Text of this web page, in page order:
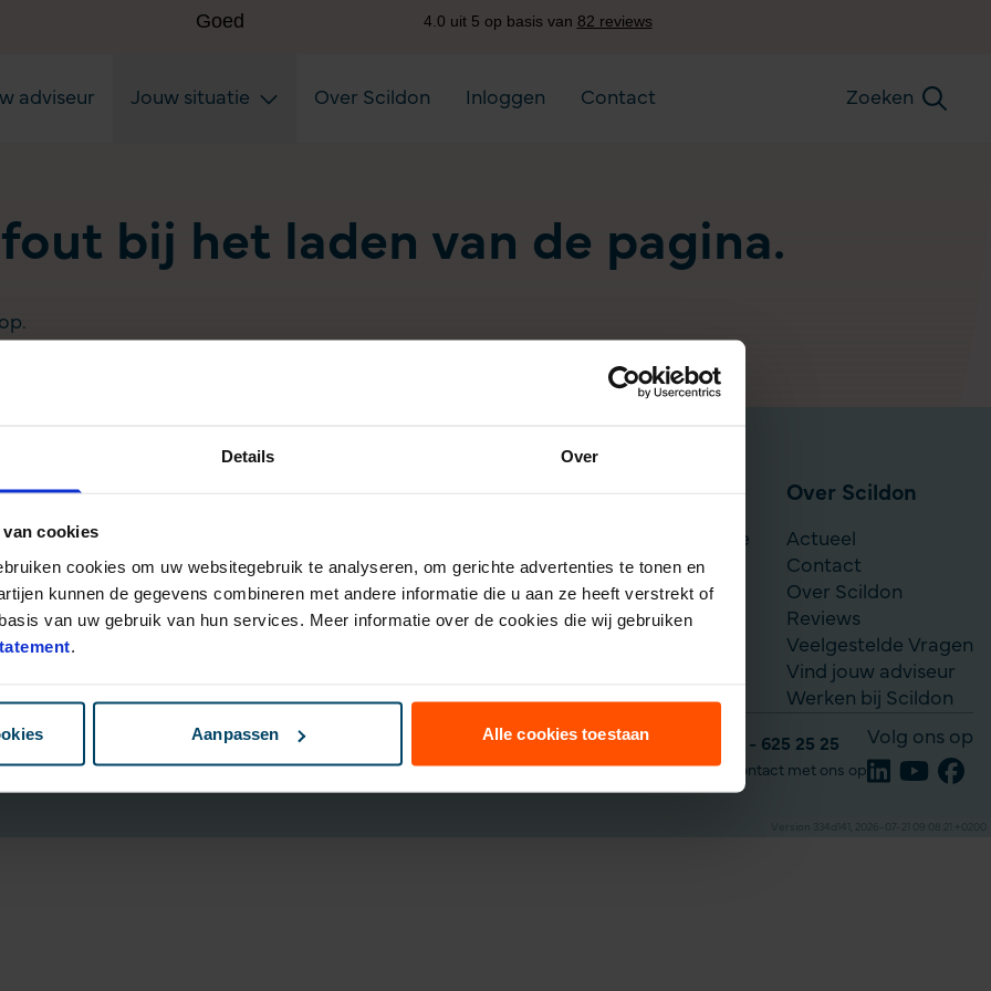
Details Over
cookies
cookies om uw websitegebruik te analyseren, om gerichte advertenties te tonen en
kunnen de gegevens combineren met andere informatie die u aan ze heeft verstrekt of
van uw gebruik van hun services. Meer informatie over de cookies die wij gebruiken
.
Aanpassen Alle cookies toestaan
adviseur Jouw situatie Over Scildon Inloggen Contact Zoeken
bij het laden van de pagina.
Polis
Plan
Direct Ingaand Pensioen
Scildon Werknemerslijfrente
Je situatie verandert
Over Scildon
Actueel
Contact
Over Scildon
Reviews
Veelgestelde Vragen
Vind jouw adviseur
Werken bij Scildon
Tel: 035 - 625 25 25
Neem contact met ons op
Volg ons op
Version 334d141, 2026-07-21 09:08:21 +0200